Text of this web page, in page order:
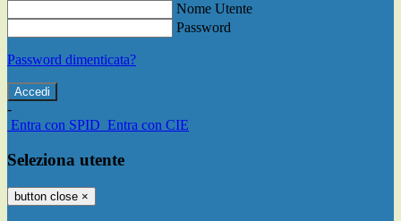
Nome Utente
Password
Password dimenticata?
-
Entra con SPID Entra con CIE
Seleziona utente
button close ×